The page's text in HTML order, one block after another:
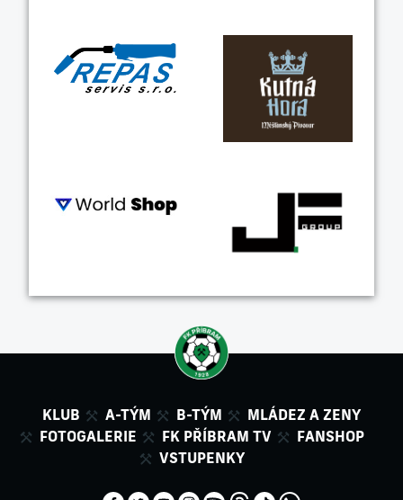
KLUB A-TÝM B-TÝM
MLÁDEZ A ZENY
FOTOGALERIE
FK PŘÍBRAM TV
FANSHOP
VSTUPENKY